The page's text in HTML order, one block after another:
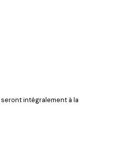
intégralement à la